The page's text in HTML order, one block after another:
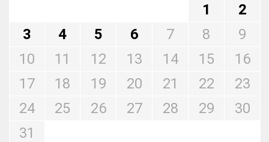
1
2
3
4 5 6 7 8
9
10
11 12 13 14 15
16
17
18 19 20 21 22
23
24
25 26 27 28 29
30
31